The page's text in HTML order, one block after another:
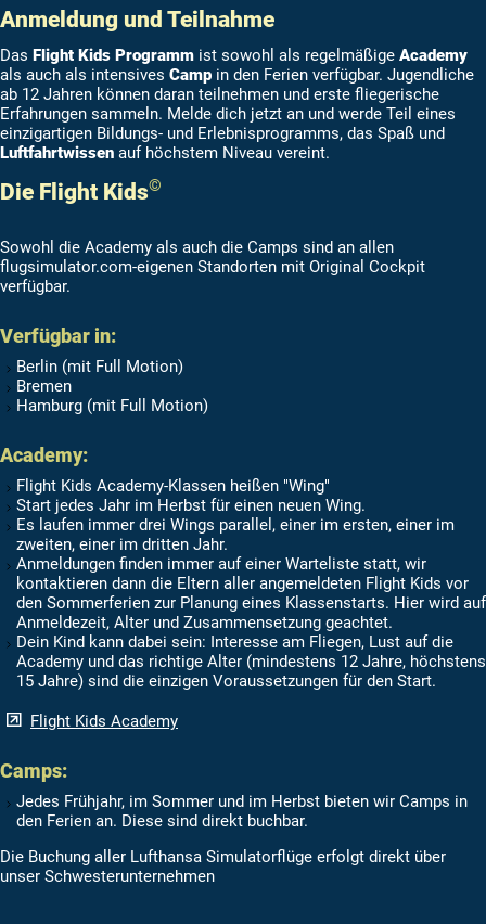
Anmeldung und Teilnahme
Das Flight Kids Programm ist sowohl als regelmäßige Academy
als auch als intensives Camp in den Ferien verfügbar. Jugendliche
ab 12 Jahren können daran teilnehmen und erste fliegerische
Erfahrungen sammeln. Melde dich jetzt an und werde Teil eines
einzigartigen Bildungs- und Erlebnisprogramms, das Spaß und
Luftfahrtwissen auf höchstem Niveau vereint.
Die Flight Kids©
Sowohl die Academy als auch die Camps sind an allen
flugsimulator.com-eigenen Standorten mit Original Cockpit
verfügbar.
Verfügbar in:
Berlin (mit Full Motion)
Bremen
Hamburg (mit Full Motion)
Academy:
Flight Kids Academy-Klassen heißen "Wing"
Start jedes Jahr im Herbst für einen neuen Wing.
Es laufen immer drei Wings parallel, einer im ersten, einer im
zweiten, einer im dritten Jahr.
Anmeldungen finden immer auf einer Warteliste statt, wir
kontaktieren dann die Eltern aller angemeldeten Flight Kids vor
den Sommerferien zur Planung eines Klassenstarts. Hier wird auf
Anmeldezeit, Alter und Zusammensetzung geachtet.
Dein Kind kann dabei sein: Interesse am Fliegen, Lust auf die
Academy und das richtige Alter (mindestens 12 Jahre, höchstens
15 Jahre) sind die einzigen Voraussetzungen für den Start.
Flight Kids Academy
Camps:
Jedes Frühjahr, im Sommer und im Herbst bieten wir Camps in
den Ferien an. Diese sind direkt buchbar.
Die Buchung aller Lufthansa Simulatorflüge erfolgt direkt über
unser Schwesterunternehmen